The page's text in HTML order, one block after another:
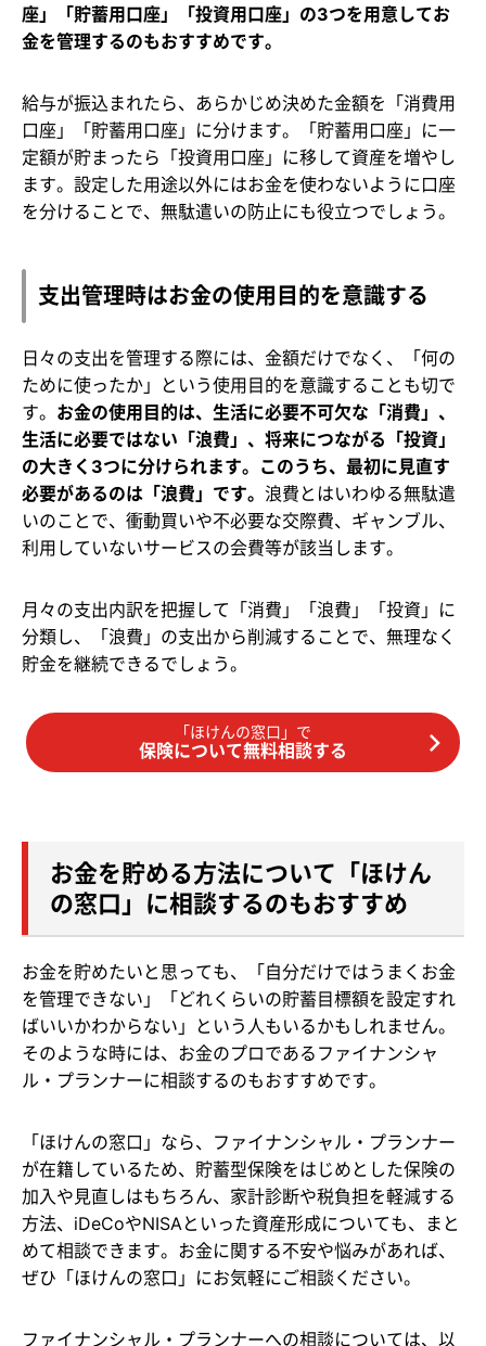
座」「貯蓄用口座」「投資用口座」の3つを用意してお
金を管理するのもおすすめです。
給与が振込まれたら、あらかじめ決めた金額を「消費用
口座」「貯蓄用口座」に分けます。「貯蓄用口座」に一
定額が貯まったら「投資用口座」に移して資産を増やし
ます。設定した用途以外にはお金を使わないように口座
を分けることで、無駄遣いの防止にも役立つでしょう。
支出管理時はお金の使用目的を意識する
日々の支出を管理する際には、金額だけでなく、「何の
ために使ったか」という使用目的を意識することも切で
す。 お金の使用目的は、生活に必要不可欠な「消費」、
生活に必要ではない「浪費」、将来につながる「投資」
の大きく3つに分けられます。このうち、最初に見直す
必要があるのは「浪費」です。 浪費とはいわゆる無駄遣
いのことで、衝動買いや不必要な交際費、ギャンブル、
利用していないサービスの会費等が該当します。
月々の支出内訳を把握して「消費」「浪費」「投資」に
分類し、「浪費」の支出から削減することで、無理なく
貯金を継続できるでしょう。
「ほけんの窓口」で
保険について無料相談する
お金を貯める方法について「ほけん
の窓口」に相談するのもおすすめ
お金を貯めたいと思っても、「自分だけではうまくお金
を管理できない」「どれくらいの貯蓄目標額を設定すれ
ばいいかわからない」という人もいるかもしれません。
そのような時には、お金のプロであるファイナンシャ
ル・プランナーに相談するのもおすすめです。
「ほけんの窓口」なら、ファイナンシャル・プランナー
が在籍しているため、貯蓄型保険をはじめとした保険の
加入や見直しはもちろん、家計診断や税負担を軽減する
方法、iDeCoやNISAといった資産形成についても、まと
めて相談できます。お金に関する不安や悩みがあれば、
ぜひ「ほけんの窓口」にお気軽にご相談ください。
ファイナンシャル・プランナーへの相談については、以